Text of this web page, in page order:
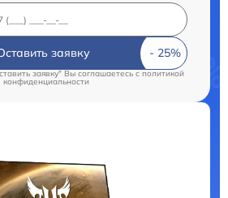
заявку
заявку" Вы соглашаетесь c политикой
конфиденциальности